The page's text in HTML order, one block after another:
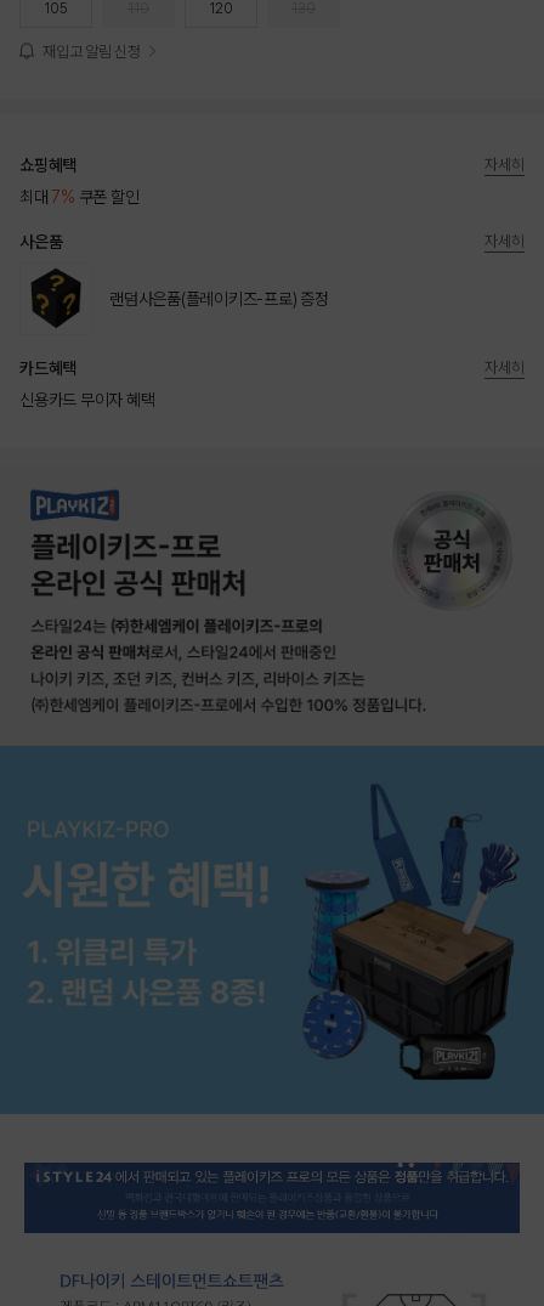
105 120
재입고 알림 신청
쇼핑혜택
최대 7% 쿠폰 할인
자세히
사은품
랜덤사은품(플레이키즈-프로) 증정
자세히
카드혜택
신용카드 무이자 혜택
자세히